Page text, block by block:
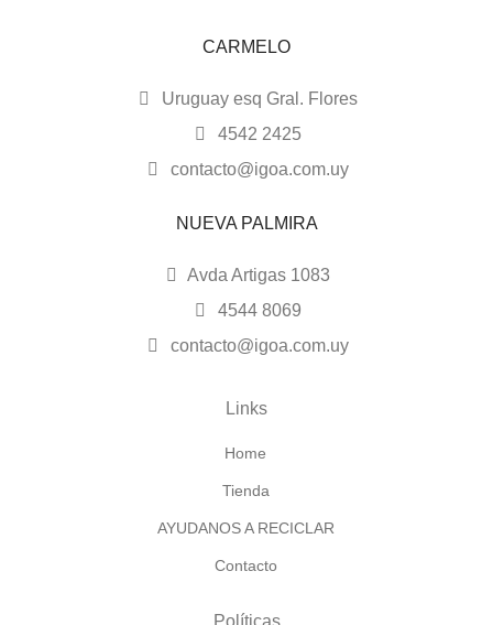
CARMELO
Uruguay esq Gral. Flores
4542 2425
contacto@igoa.com.uy
NUEVA PALMIRA
Avda Artigas 1083
4544 8069
contacto@igoa.com.uy
Links
Home
Tienda
AYUDANOS A RECICLAR
Contacto
Políticas